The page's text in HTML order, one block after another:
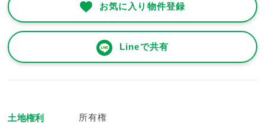
お気に入り物件登録
Lineで共有
土地権利 所有権